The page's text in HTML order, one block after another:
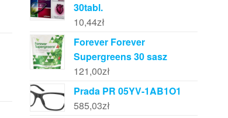
30tabl.
10,44zł
Forever Forever
Supergreens 30 sasz
121,00zł
Prada PR 05YV-1AB1O1
585,03zł